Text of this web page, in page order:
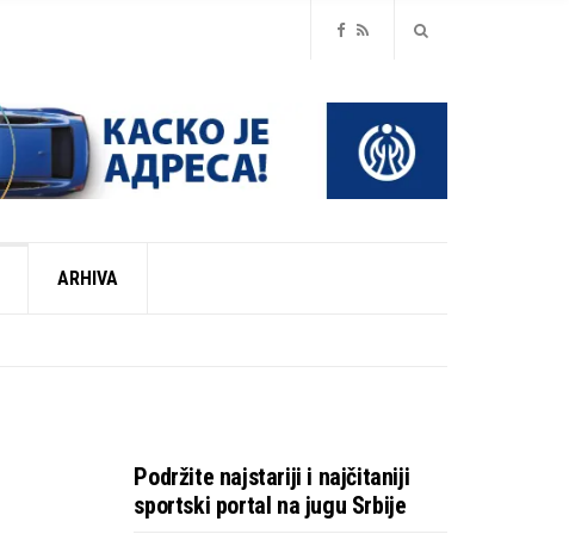
ARHIVA
Podržite najstariji i najčitaniji
sportski portal na jugu Srbije